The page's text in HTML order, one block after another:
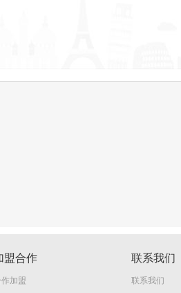
盟合作
加盟
联系我们
联系我们